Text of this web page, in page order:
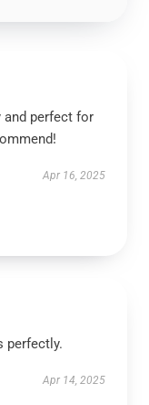
and perfect for
Apr 16, 2025
perfectly.
Apr 14, 2025